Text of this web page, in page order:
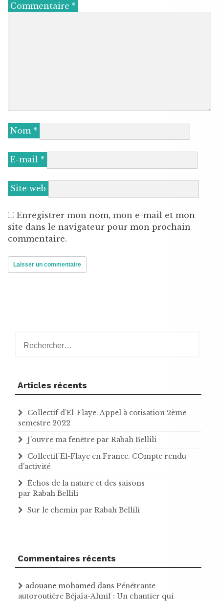
Commentaire *
Nom *
E-mail *
Site web
Enregistrer mon nom, mon e-mail et mon
site dans le navigateur pour mon prochain
commentaire.
Articles récents
Collectif d’El-Flaye. Appel à cotisation 2ème
semestre 2022
J’ouvre ma fenêtre par Rabah Bellili
Collectif El-Flaye en France. COmpte rendu
d’activité
Échos de la nature et des saisons
par Rabah Bellili
Sur le chemin par Rabah Bellili
Commentaires récents
adouane mohamed dans Pénétrante
autoroutière Béjaïa-Ahnif : Un chantier qui